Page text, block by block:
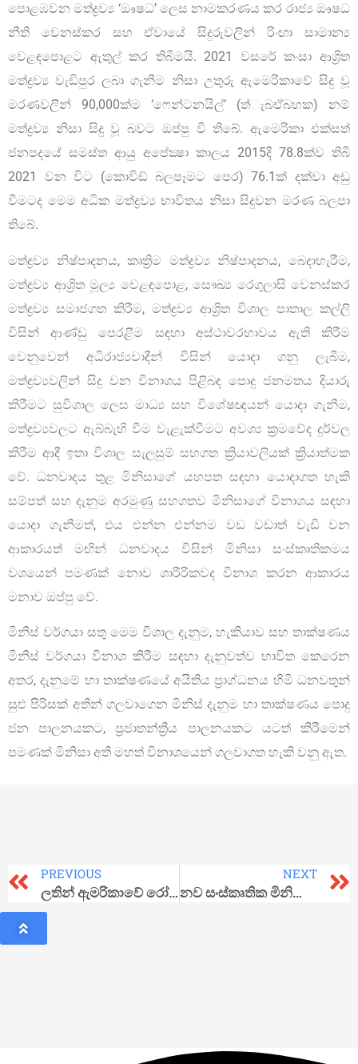
පොළඹවන මත්ද්‍රව්‍ය ‘ඖෂධ’ ලෙස නාමකරණය කර රාජ්‍ය ඖෂධ
නීති වෙනස්කර සහ ඒවායේ සිදුරුවලින් රිංඟා සාමාන්‍ය
වෙළඳපොළට ඇතුල් කර තිබීමයි. 2021 වසරේ කංසා ආශ්‍රිත
මත්ද්‍රව්‍ය වැඩිපුර ලබා ගැනීම නිසා උතුරු ඇමෙරිකාවේ සිදු වූ
මරණවලින් 90,000ක්ම ‘ෆෙන්ටනයිල්’ (ත්‍ැබඒබහක) නම්
මත්ද්‍රව්‍ය නිසා සිදු වූ බවට ඔප්පු වී තිබේ. ඇමෙරිකා එක්සත්
ජනපදයේ සමස්ත ආයු අපේක්‍ෂා කාලය 2015දී 78.8ක්ව තිබී
2021 වන විට (කොවිඞ් බලපෑමට පෙර) 76.1ක් දක්වා අඩු
වීමටද මෙම අධික මත්ද්‍රව්‍ය භාවිතය නිසා සිදුවන මරණ බලපා
තිබේ.
මත්ද්‍රව්‍ය නිෂ්පාදනය, කෘත්‍රිම මත්ද්‍රව්‍ය නිෂ්පාදනය, බෙදාහැරීම,
මත්ද්‍රව්‍ය ආශ්‍රිත මූල්‍ය වෙළඳපොළ, සෞඛ්‍ය රෙගුලාසි වෙනස්කර
මත්ද්‍රව්‍ය සමාජගත කිරීම, මත්ද්‍රව්‍ය ආශ්‍රිත විශාල පාතාල කල්ලි
විසින් ආණ්ඩු පෙරළීම සඳහා අස්ථාවරභාවය ඇති කිරීම
වෙනුවෙන් අධිරාජ්‍යවාදීන් විසින් යොදා ගනු ලැබීම,
මත්ද්‍රව්‍යවලින් සිදු වන විනාශය පිළිබඳ පොදු ජනමතය දියාරු
කිරීමට සුවිශාල ලෙස මාධ්‍ය සහ විශේෂඥයන් යොදා ගැනීම,
මත්ද්‍රව්‍යවලට ඇබ්බැහි වීම වැළැක්වීමට අවශ්‍ය ක්‍රමවේද දුර්වල
කිරීම ආදී ඉතා විශාල සැලසුම් සහගත ක්‍රියාවලියක් ක්‍රියාත්මක
වේ. ධනවාදය තුළ මිනිසාගේ යහපත සඳහා යොදාගත හැකි
සම්පත් සහ දැනුම අරමුණු සහගතව මිනිසාගේ විනාශය සඳහා
යොදා ගැනීමත්, එය එන්න එන්නම වඩ වඩාත් වැඩි වන
ආකාරයත් මඟින් ධනවාදය විසින් මිනිසා සංස්කෘතිකමය
වශයෙන් පමණක් නොව ශාරීරිකවද විනාශ කරන ආකාරය
මනාව ඔප්පු වේ.
මිනිස් වර්ගයා සතු මෙම විශාල දැනුම, හැකියාව සහ තාක්ෂණය
මිනිස් වර්ගයා විනාශ කිරීම සඳහා දැනුවත්ව භාවිත කෙරෙන
අතර, දැනුමේ හා තාක්ෂණයේ අයිතිය ප්‍රාග්ධනය හිමි ධනවතුන්
සුළු පිරිසක් අතින් ගලවාගෙන මිනිස් දැනුම හා තාක්ෂණය පොදු
ජන පාලනයකට, ප්‍රජාතන්ත්‍රීය පාලනයකට යටත් කිරීමෙන්
පමණක් මිනිසා අති මහත් විනාශයෙන් ගලවාගත හැකි වනු ඇත.
PREVIOUS
ලතින් ඇමරිකාවේ රෝස වසන්තය මුහුණදෙන අභියෝග
NEXT
නව සංස්කෘතික මිනිසෙකු කාරකත්වය වෙත ගෙන ඒම